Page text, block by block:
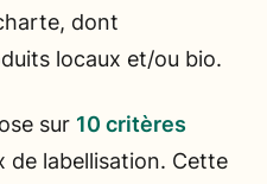
dont
locaux et/ou bio.
sur 10 critères
de labellisation. Cette